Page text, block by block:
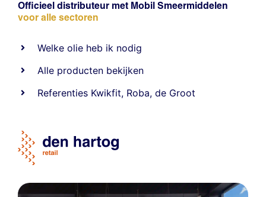
Officieel distributeur met Mobil Smeermiddelen
voor alle sectoren
Welke olie heb ik nodig
Alle producten bekijken
Referenties Kwikfit, Roba,de Groot